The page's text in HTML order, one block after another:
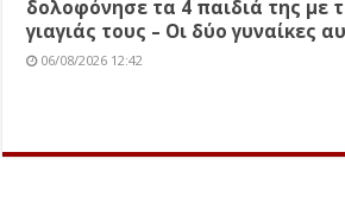
δολοφόνησε τα 4 παιδιά της με
γιαγιάς τους – Οι δύο γυναίκες
06/08/2026 12:42